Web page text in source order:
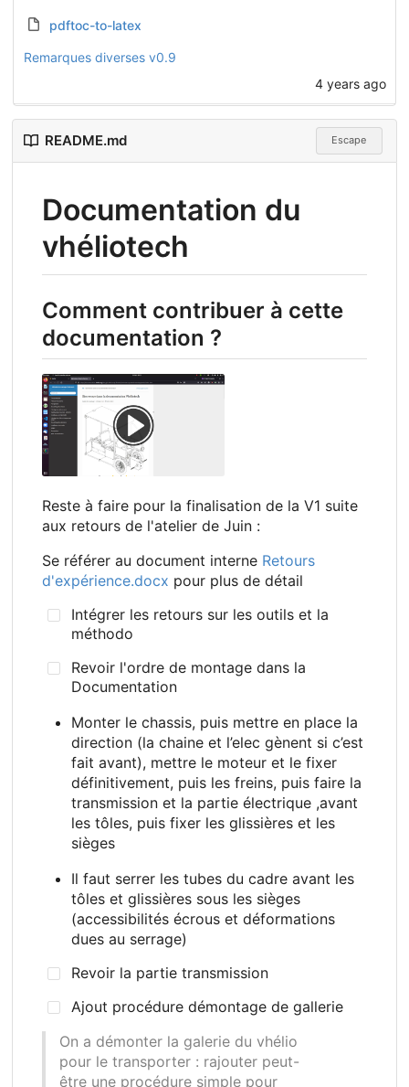
pdftoc-to-latex
Remarques diverses v0.9
4 years ago
README.md Escape
Documentation du
vhéliotech
Comment contribuer à cette
documentation ?
Reste à faire pour la finalisation de la V1 suite
aux retours de l'atelier de Juin :
Se référer au document interne Retours
d'expérience.docx pour plus de détail
Intégrer les retours sur les outils et la
méthodo
Revoir l'ordre de montage dans la
Documentation
Monter le chassis, puis mettre en place la
direction (la chaine et l’elec gènent si c’est
fait avant), mettre le moteur et le fixer
définitivement, puis les freins, puis faire la
transmission et la partie électrique ,avant
les tôles, puis fixer les glissières et les
sièges
Il faut serrer les tubes du cadre avant les
tôles et glissières sous les sièges
(accessibilités écrous et déformations
dues au serrage)
Revoir la partie transmission
Ajout procédure démontage de gallerie
On a démonter la galerie du vhélio
pour le transporter : rajouter peut-
être une procédure simple pour